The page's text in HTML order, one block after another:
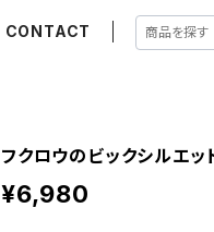
CONTACT
フクロウのビックシルエ
¥6,980